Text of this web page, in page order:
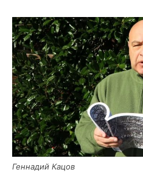
Ген­на­дий Кацов